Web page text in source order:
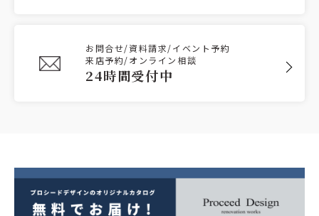
お問合せ/資料請求/イベント予約
来店予約/オンライン相談
24時間受付中